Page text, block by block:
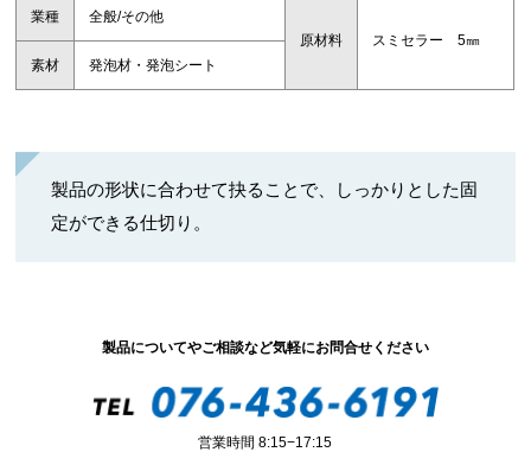
業種
全般/その他
原材料
スミセラー 5㎜
素材
発泡材・発泡シート
製品の形状に合わせて抉ることで、しっかりとした固
定ができる仕切り。
製品についてやご相談など気軽にお問合せください
営業時間 8:15−17:15